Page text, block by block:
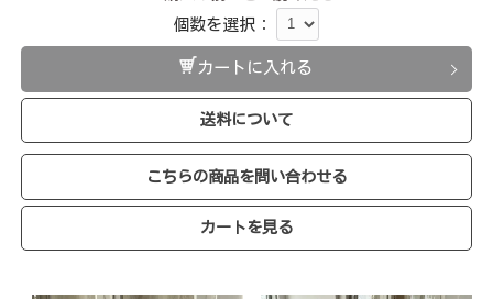
個数を選択：
カートに入れる
送料について
こちらの商品を問い合わせる
カートを見る